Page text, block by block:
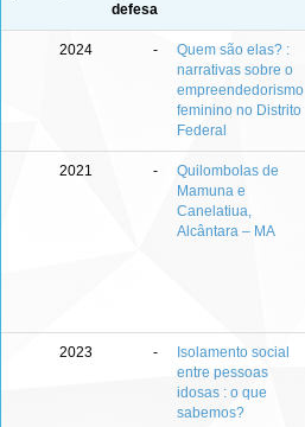
defesa
2024 -
Quem são elas? :
narrativas sobre o
empreendedorismo
feminino no Distrito
Federal
2021 -
Quilombolas de
Mamuna e
Canelatiua,
Alcântara – MA
2023 -
Isolamento social
entre pessoas
idosas : o que
sabemos?